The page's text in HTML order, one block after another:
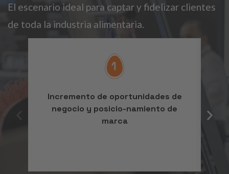
El escenario ideal para captar y fidelizar clientes
de toda la industria alimentaria.
Incremento de oportunidades de
negocio y posicio-namiento de
marca